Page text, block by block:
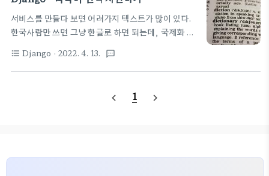
서비스를 만들다 보면 여러가지 텍스트가 많이 있다.
한국사람만 쓰면 그냥 한글로 하면 되는데, 국제화 시
져다 쓸 수 있도록 해야 한다. 친절하게 이런 기능들은
이미 Django 에 내장되어 있다. 일단 아래 함수를 먼
곳에는 반드시 적용해 둬야 한다. ugettext 함수나
from django.utils.translation import
format_list_bulleted Django · 2022. 4. 13. textsms
navigate_before 1 navigate_next